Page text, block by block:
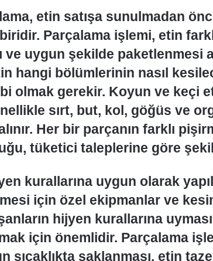
etin satışa sunulmadan
Parçalama işlemi, etin
ve uygun şekilde paketlenmesi
hangi bölümlerinin nasıl
olmak gerekir. Koyun ve keçi
sırt, but, kol, göğüs ve
Her bir parçanın farklı
tüketici taleplerine göre
kurallarına uygun olarak
için özel ekipmanlar ve
hijyen kurallarına
için önemlidir. Parçalama
sıcaklıkta saklanması, etin